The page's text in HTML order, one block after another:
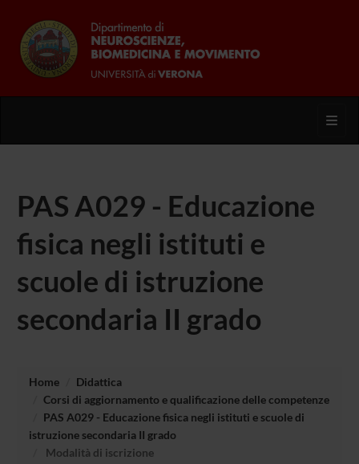
PAS A029 - Educazione
fisica negli istituti e
scuole di istruzione
secondaria II grado
Home
Didattica
Corsi di aggiornamento e qualificazione delle competenze
PAS A029 - Educazione fisica negli istituti e scuole di
istruzione secondaria II grado
Modalità di iscrizione